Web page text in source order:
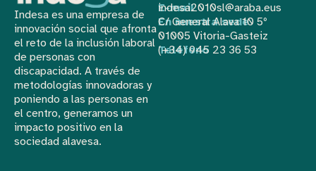
Indesa es una empresa de
innovación social que afronta
el reto de la inclusión laboral
de personas con
discapacidad. A través de
metodologías innovadoras y
poniendo a las personas en
el centro, generamos un
impacto positivo en la
sociedad alavesa.
E-mail
indesa2010sl@araba.eus
En nuestra sede
C/ General Alava 10 5º
01005 Vitoria-Gasteiz
Teléfono
(+34) 945 23 36 53